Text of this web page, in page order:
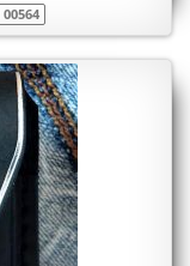
00564